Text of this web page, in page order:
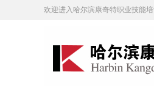
欢迎进入哈尔滨康奇特职业技能